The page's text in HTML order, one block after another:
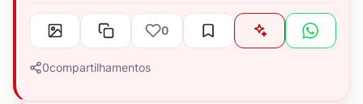
0
0compartilhamentos